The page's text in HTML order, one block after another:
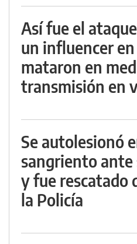
Así fue el
un influencer
mataron en
transmisión en
Se autolesionó
sangriento ante
y fue rescatado
la Policía